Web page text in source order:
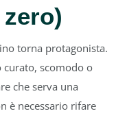
torna protagonista.
curato, scomodo o
che serva una
è necessario rifare